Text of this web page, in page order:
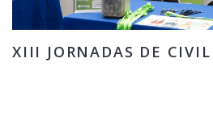
XIII JORNADAS DE CIVIL